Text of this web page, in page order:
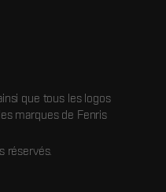
que tous les logos
marques de Fenris
réservés.